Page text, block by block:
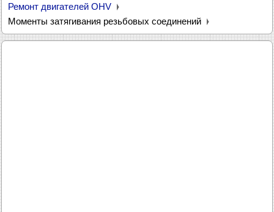
Ремонт двигателей OHV
Моменты затягивания резьбовых соединений